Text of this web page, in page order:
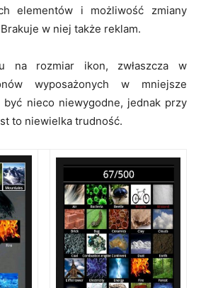
elementów i możliwość zmiany
w niej także reklam.
na rozmiar ikon, zwłaszcza w
wyposażonych w mniejsze
być nieco niewygodne, jednak przy
to niewielka trudność.